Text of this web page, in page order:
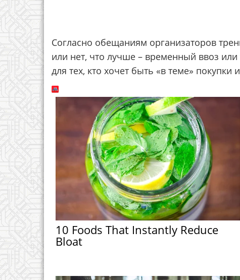
Согласно обещаниям организаторов
или нет, что лучше – временный ввоз
для тех, кто хочет быть «в теме»
10 Foods That Instantly Reduce
Bloat